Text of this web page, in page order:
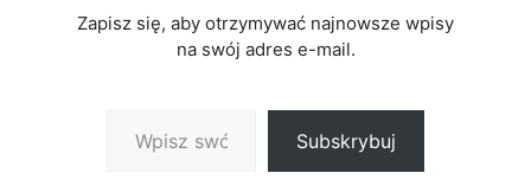
Zapisz się, aby otrzymywać najnowsze wpisy
na swój adres e-mail.
Subskrybuj